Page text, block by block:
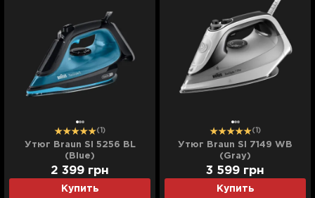
(1)
Утюг Braun SI 5256 BL
(Blue)
Купить
2 399 грн
(1)
Утюг Braun SI 7149 WB
(Gray)
Купить
3 599 грн